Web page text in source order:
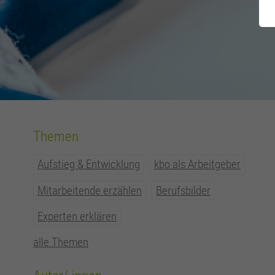
Themen
Aufstieg & Entwicklung
kbo als Arbeitgeber
Mitarbeitende erzählen
Berufsbilder
Experten erklären
alle Themen